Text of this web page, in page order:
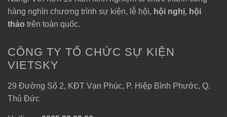
hàng nghìn chương trình sự kiện, lễ hội, hội nghị, hội
thảo trên toàn quốc.
CÔNG TY TỔ CHỨC SỰ KIỆN
VIETSKY
29 Đường Số 2, KĐT Vạn Phúc, P. Hiệp Bình Phước, Q.
Thủ Đức